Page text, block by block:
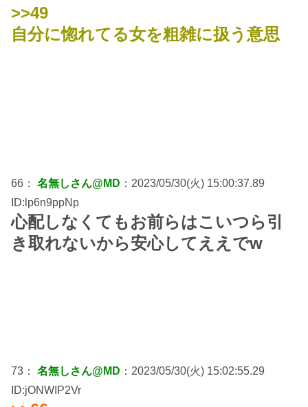
>>49
自分に惚れてる女を粗雑に扱う意思
66： 名無しさん@MD ：2023/05/30(火) 15:00:37.89
ID:lp6n9ppNp
心配しなくてもお前らはこいつら引
き取れないから安心してええでw
73： 名無しさん@MD ：2023/05/30(火) 15:02:55.29
ID:jONWIP2Vr